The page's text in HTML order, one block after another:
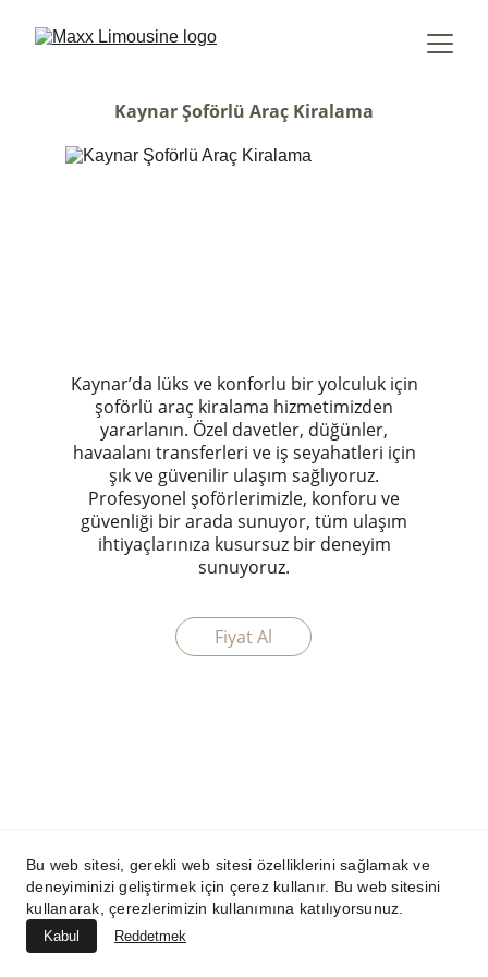
Kaynar Şoförlü Araç Kiralama
Kaynar’da lüks ve konforlu bir yolculuk için
şoförlü araç kiralama hizmetimizden
yararlanın. Özel davetler, düğünler,
havaalanı transferleri ve iş seyahatleri için
şık ve güvenilir ulaşım sağlıyoruz.
Profesyonel şoförlerimizle, konforu ve
güvenliği bir arada sunuyor, tüm ulaşım
ihtiyaçlarınıza kusursuz bir deneyim
sunuyoruz.
Fiyat Al
Bu web sitesi, gerekli web sitesi özelliklerini sağlamak ve
deneyiminizi geliştirmek için çerez kullanır. Bu web sitesini
kullanarak, çerezlerimizin kullanımına katılıyorsunuz.
Kabul Reddetmek